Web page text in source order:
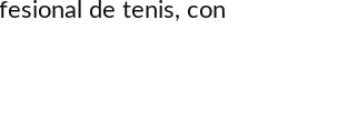
de tenis, con